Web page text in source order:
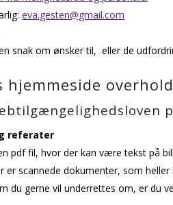
eva.gesten@gmail.com
snak om ønsker til, eller de
hjemmeside
referater
pdf fil, hvor der kan være tekst på
scannede dokumenter, som heller
du gerne vil underrettes om, er du